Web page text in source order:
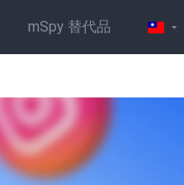
mSpy 替代品